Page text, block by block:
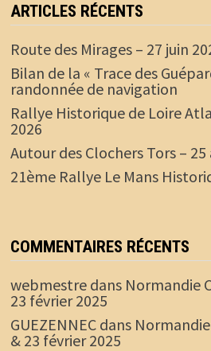
ARTICLES RÉCENTS
Route des Mirages – 27 juin
Bilan de la « Trace des
randonnée de navigation
Rallye Historique de Loire
2026
Autour des Clochers Tors – 25
21ème Rallye Le Mans
COMMENTAIRES RÉCENTS
webmestredans Normandie
23 février 2025
GUEZENNECdans
& 23 février 2025